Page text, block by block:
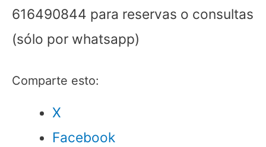
616490844 para reservas o consultas
(sólo por whatsapp)
Comparte esto:
X
Facebook